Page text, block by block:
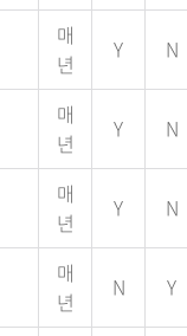
매
년
Y N
매
년
Y N
매
년
Y N
매
년
N Y